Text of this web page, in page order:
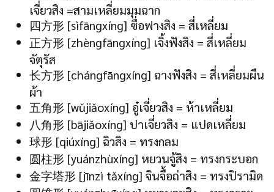
เจี่ยวสิง =สามเหลี่ยมมุมฉาก
四方形 [sìfāngxíng] ซื่อฟางสิง = สี่เหลี่ยม
正方形 [zhèngfāngxíng] เจิ้งฟังสิง = สี่เหลี่ยม
จัตุรัส
长方形 [chángfāngxíng] ฉางฟังสิง = สี่เหลี่ยมผืน
ผ้า
五角形 [wǔjiǎoxíng] อู๋เจี่ยวสิง = ห้าเหลี่ยม
八角形 [bājiǎoxíng] ปาเจี่ยวสิง = แปดเหลี่ยม
球形 [qiúxíng] ฉิวสิง = ทรงกลม
圆柱形 [yuánzhùxíng] หยวนจู้สิง = ทรงกระบอก
金字塔形 [jīnzì tǎxíng] จินจื้อถ่าสิง = ทรงปิรามิด